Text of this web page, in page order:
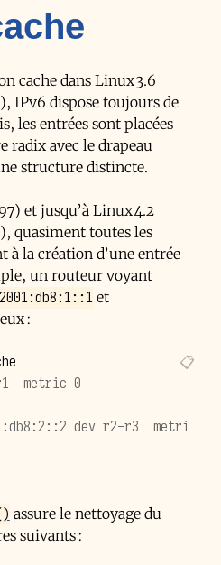
cache dans Linux 3.6
), IPv6 dispose toujours de
les entrées sont placées
radix avec le drapeau
structure distincte.
et jusqu’à Linux 4.2
), quasiment toutes les
à la création d’une entrée
un routeur voyant
2001:db8:1::1 et
:
metric 0
dev r2-r3  metri
assure le nettoyage du
suivants :